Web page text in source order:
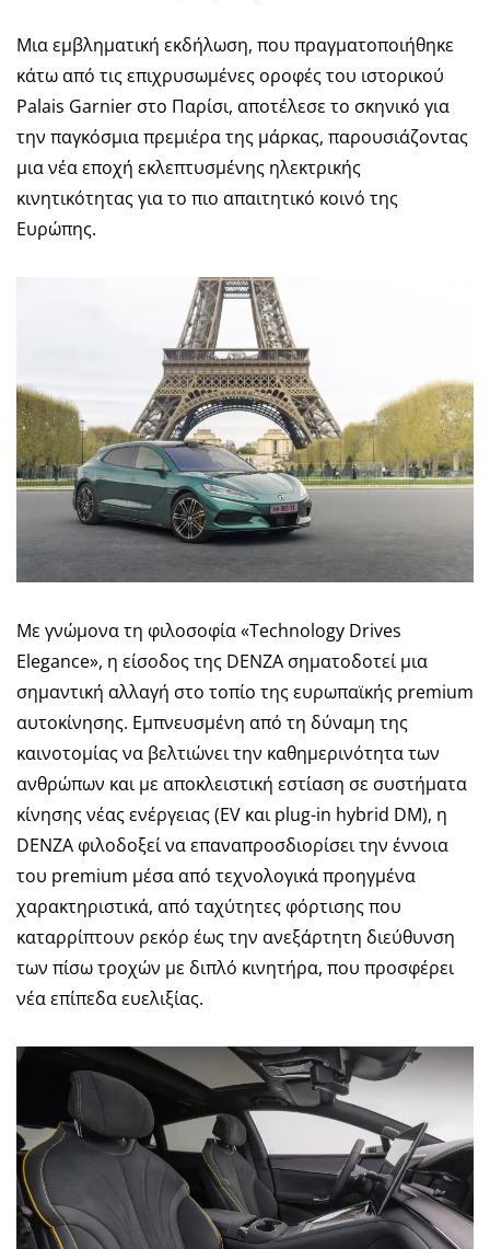
Μια εμβληματική εκδήλωση, που πραγματοποιήθηκε
κάτω από τις επιχρυσωμένες οροφές του ιστορικού
Palais Garnier στο Παρίσι, αποτέλεσε το σκηνικό για
την παγκόσμια πρεμιέρα της μάρκας, παρουσιάζοντας
μια νέα εποχή εκλεπτυσμένης ηλεκτρικής
κινητικότητας για το πιο απαιτητικό κοινό της
Ευρώπης.
Με γνώμονα τη φιλοσοφία «Technology Drives
Elegance», η είσοδος της DENZA σηματοδοτεί μια
σημαντική αλλαγή στο τοπίο της ευρωπαϊκής premium
αυτοκίνησης. Εμπνευσμένη από τη δύναμη της
καινοτομίας να βελτιώνει την καθημερινότητα των
ανθρώπων και με αποκλειστική εστίαση σε συστήματα
κίνησης νέας ενέργειας (EV και plug-in hybrid DM), η
DENZA φιλοδοξεί να επαναπροσδιορίσει την έννοια
του premium μέσα από τεχνολογικά προηγμένα
χαρακτηριστικά, από ταχύτητες φόρτισης που
καταρρίπτουν ρεκόρ έως την ανεξάρτητη διεύθυνση
των πίσω τροχών με διπλό κινητήρα, που προσφέρει
νέα επίπεδα ευελιξίας.